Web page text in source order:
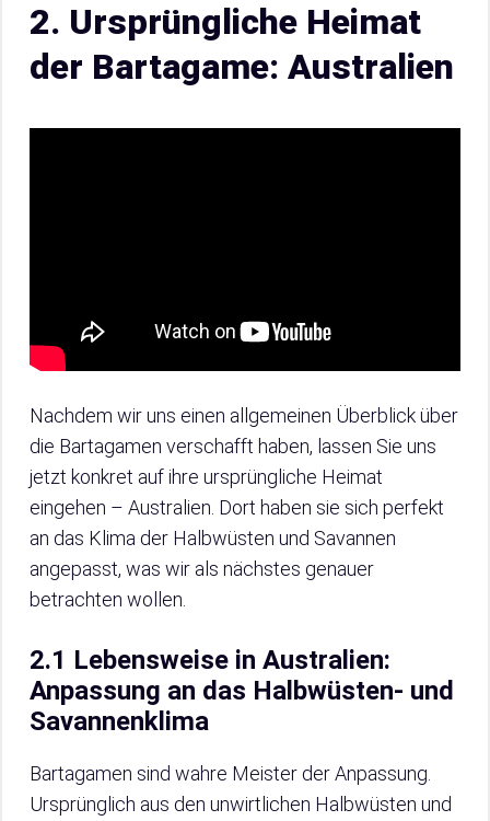
2. Ursprüngliche Heimat
der Bartagame: Australien
Nachdem wir uns einen allgemeinen Überblick über
die Bartagamen verschafft haben, lassen Sie uns
jetzt konkret auf ihre ursprüngliche Heimat
eingehen – Australien. Dort haben sie sich perfekt
an das Klima der Halbwüsten und Savannen
angepasst, was wir als nächstes genauer
betrachten wollen.
2.1 Lebensweise in Australien:
Anpassung an das Halbwüsten- und
Savannenklima
Bartagamen sind wahre Meister der Anpassung.
Ursprünglich aus den unwirtlichen Halbwüsten und